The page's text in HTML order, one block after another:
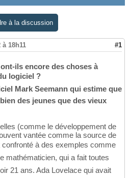
à la discussion
à 18h11 #1
ils encore des choses à
logiciel ?
Mark Seemann qui estime que
des jeunes que des vieux
(comme le développement de
vantée comme la source de
confronté à des exemples comme
mathématicien, qui a fait toutes
21 ans. Ada Lovelace qui avait